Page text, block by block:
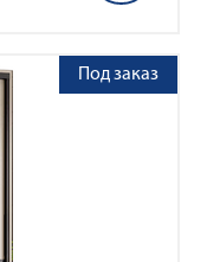
Под заказ